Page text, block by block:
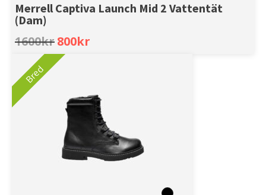
Merrell Captiva Launch Mid 2 Vattentät
(Dam)
1600kr Original
was:
800kr
Bred